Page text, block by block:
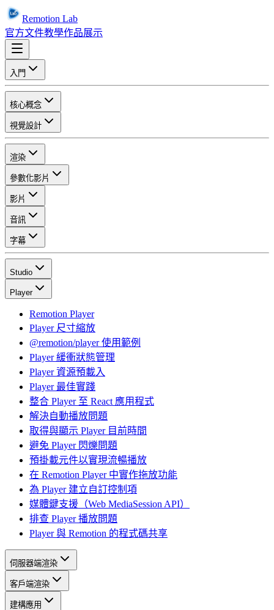
Remotion Lab
官方文件教學作品展示
入門
核心概念
視覺設計
渲染
參數化影片
影片
音訊
字幕
Studio
Player
Remotion Player
Player 尺寸縮放
@remotion/player 使用範例
Player 緩衝狀態管理
Player 資源預載入
Player 最佳實踐
整合 Player 至 React 應用程式
解決自動播放問題
取得與顯示 Player 目前時間
避免 Player 閃爍問題
預掛載元件以實現流暢播放
在 Remotion Player 中實作拖放功能
為 Player 建立自訂控制項
媒體鍵支援（Web MediaSession API）
排查 Player 播放問題
Player 與 Remotion 的程式碼共享
伺服器端渲染
客戶端渲染
建構應用